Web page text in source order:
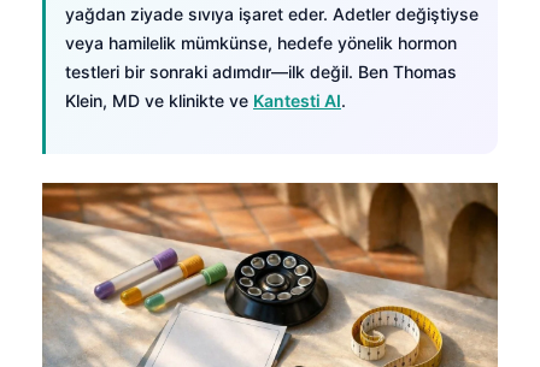
yağdan ziyade sıvıya işaret eder. Adetler değiştiyse
veya hamilelik mümkünse, hedefe yönelik hormon
testleri bir sonraki adımdır—ilk değil. Ben Thomas
Klein, MD ve klinikte ve Kantesti AI.